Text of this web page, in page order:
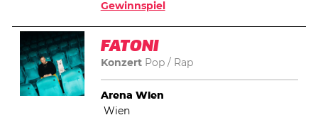
Gewinnspiel
FATONI
Konzert Pop Rap
Arena Wien
Wien